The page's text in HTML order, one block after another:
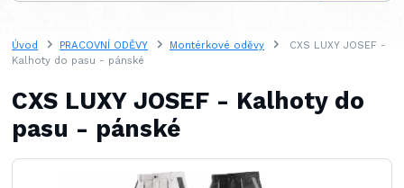
Úvod PRACOVNÍ ODĚVY Montérkové oděvy
CXS LUXY JOSEF -
Kalhoty do pasu - pánské
CXS LUXY JOSEF - Kalhoty do
pasu - pánské